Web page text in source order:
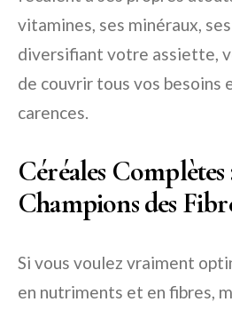
vitamines, ses minéraux,
diversifiant votre assiette,
de couvrir tous vos besoins
carences.
Céréales Complètes
Champions des
Si vous voulez vraiment
en nutriments et en fibres,